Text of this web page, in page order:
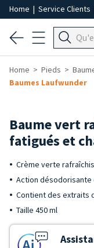
Home | Service Clients
Home Pieds
Baumes Laufwunder
Baume vert
fatigués et
Crème verte
Action désodorisante
Contient des extraits
Taille 450 ml